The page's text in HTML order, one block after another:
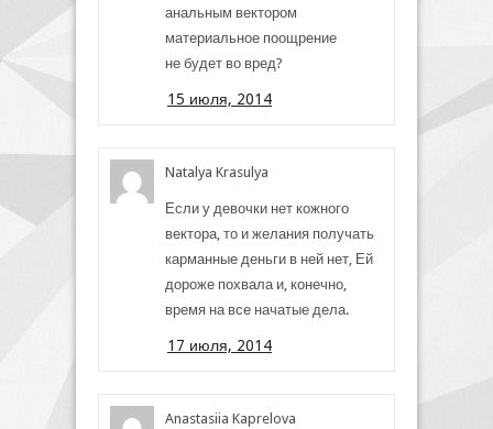
анальным вектором
материальное поощрение
не будет во вред?
15 июля, 2014
Natalya Krasulya
Если у девочки нет кожного
вектора, то и желания получать
карманные деньги в ней нет, Ей
дороже похвала и, конечно,
время на все начатые дела.
17 июля, 2014
Anastasiia Kaprelova